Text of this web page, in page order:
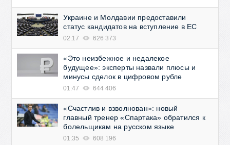
Украине и Молдавии предоставили
статус кандидатов на вступление в ЕС
02:17 626 373
«Это неизбежное и недалекое
будущее»: эксперты назвали плюсы и
минусы сделок в цифровом рубле
01:47 644 406
«Счастлив и взволнован»: новый
главный тренер «Спартака» обратился к
болельщикам на русском языке
01:35 608 196